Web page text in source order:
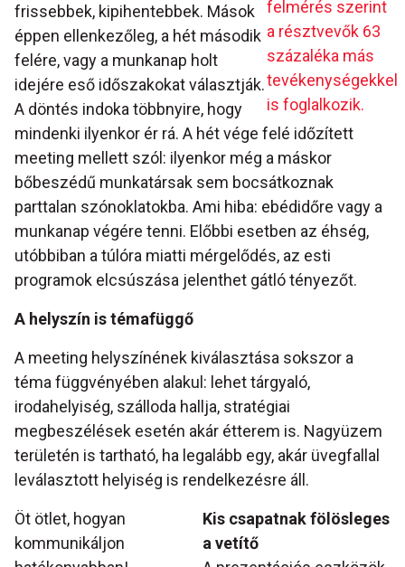
felmérés szerint
a résztvevők 63
százaléka más
tevékenységekkel
is foglalkozik.
frissebbek, kipihentebbek. Mások
éppen ellenkezőleg, a hét második
felére, vagy a munkanap holt
idejére eső időszakokat választják.
A döntés indoka többnyire, hogy
mindenki ilyenkor ér rá. A hét vége felé időzített
meeting mellett szól: ilyenkor még a máskor
bőbeszédű munkatársak sem bocsátkoznak
parttalan szónoklatokba. Ami hiba: ebédidőre vagy a
munkanap végére tenni. Előbbi esetben az éhség,
utóbbiban a túlóra miatti mérgelődés, az esti
programok elcsúszása jelenthet gátló tényezőt.
A helyszín is témafüggő
A meeting helyszínének kiválasztása sokszor a
téma függvényében alakul: lehet tárgyaló,
irodahelyiség, szálloda hallja, stratégiai
megbeszélések esetén akár étterem is. Nagyüzem
területén is tartható, ha legalább egy, akár üvegfallal
leválasztott helyiség is rendelkezésre áll.
Öt ötlet, hogyan
kommunikáljon
Kis csapatnak fölösleges
a vetítő